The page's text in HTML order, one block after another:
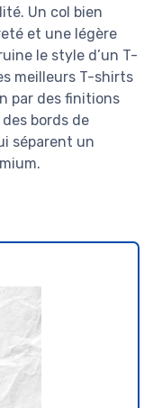
Un col bien
et une légère
le style d’un T-
meilleurs T-shirts
par des finitions
bords de
séparent un